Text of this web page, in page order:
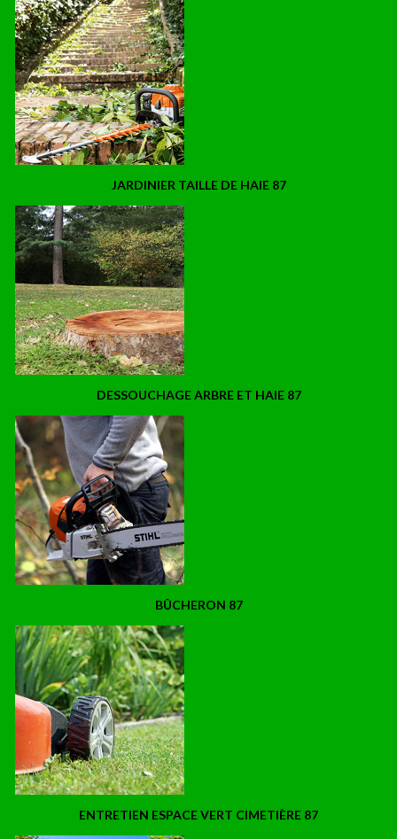
JARDINIER TAILLE DE HAIE 87
DESSOUCHAGE ARBRE ET HAIE 87
BÛCHERON 87
ENTRETIEN ESPACE VERT CIMETIÈRE 87